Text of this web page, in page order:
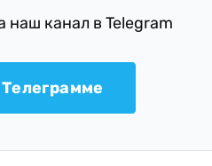
наш канал в Telegram